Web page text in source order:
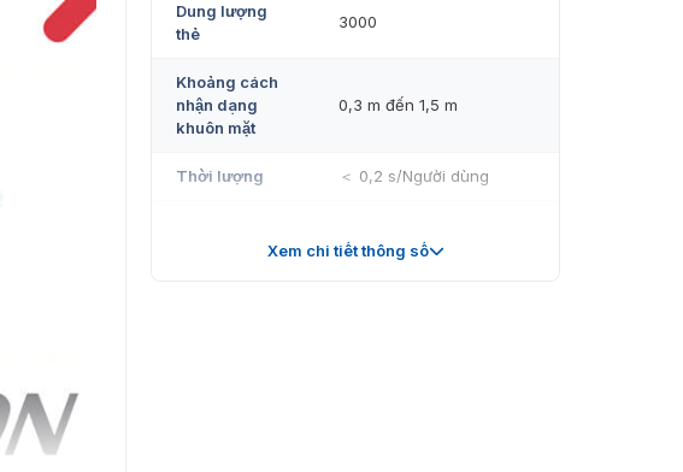
Dung lượng
thẻ
3000
Khoảng cách
nhận dạng
khuôn mặt
0,3 m đến 1,5 m
Thời lượng ＜ 0,2 s/Người dùng
Xem chi tiết thông số